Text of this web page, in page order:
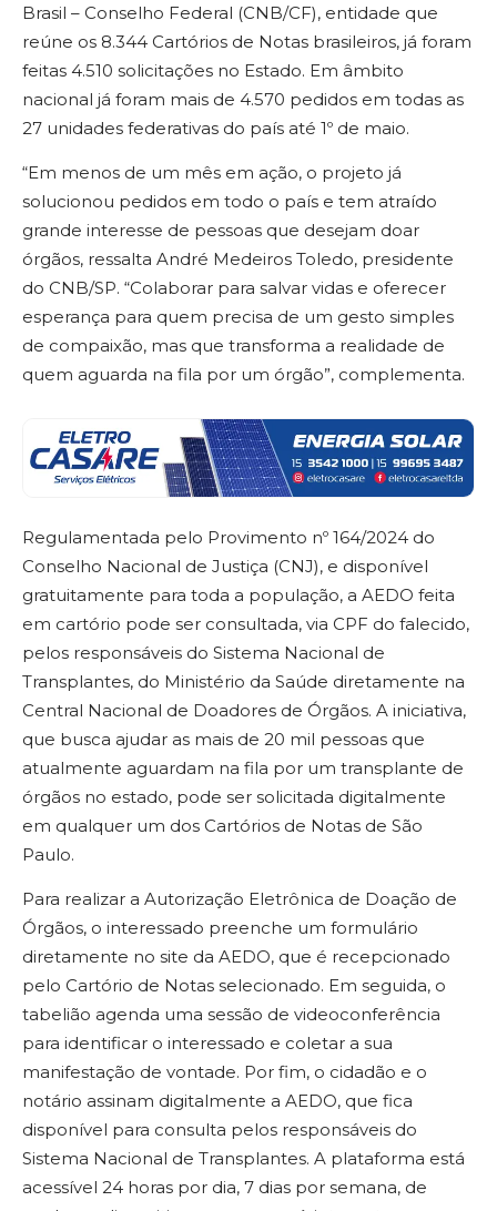
Brasil – Conselho Federal (CNB/CF), entidade que
reúne os 8.344 Cartórios de Notas brasileiros, já foram
feitas 4.510 solicitações no Estado. Em âmbito
nacional já foram mais de 4.570 pedidos em todas as
27 unidades federativas do país até 1º de maio.
“Em menos de um mês em ação, o projeto já
solucionou pedidos em todo o país e tem atraído
grande interesse de pessoas que desejam doar
órgãos, ressalta André Medeiros Toledo, presidente
do CNB/SP. “Colaborar para salvar vidas e oferecer
esperança para quem precisa de um gesto simples
de compaixão, mas que transforma a realidade de
quem aguarda na fila por um órgão”, complementa.
Regulamentada pelo Provimento nº 164/2024 do
Conselho Nacional de Justiça (CNJ), e disponível
gratuitamente para toda a população, a AEDO feita
em cartório pode ser consultada, via CPF do falecido,
pelos responsáveis do Sistema Nacional de
Transplantes, do Ministério da Saúde diretamente na
Central Nacional de Doadores de Órgãos. A iniciativa,
que busca ajudar as mais de 20 mil pessoas que
atualmente aguardam na fila por um transplante de
órgãos no estado, pode ser solicitada digitalmente
em qualquer um dos Cartórios de Notas de São
Paulo.
Para realizar a Autorização Eletrônica de Doação de
Órgãos, o interessado preenche um formulário
diretamente no site da AEDO, que é recepcionado
pelo Cartório de Notas selecionado. Em seguida, o
tabelião agenda uma sessão de videoconferência
para identificar o interessado e coletar a sua
manifestação de vontade. Por fim, o cidadão e o
notário assinam digitalmente a AEDO, que fica
disponível para consulta pelos responsáveis do
Sistema Nacional de Transplantes. A plataforma está
acessível 24 horas por dia, 7 dias por semana, de